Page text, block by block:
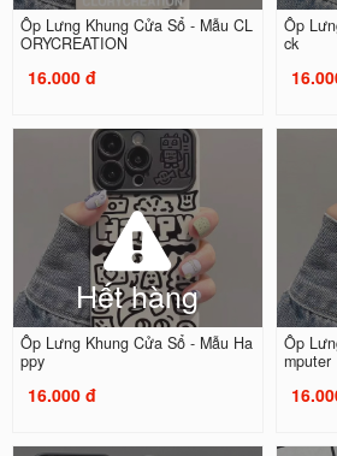
Ốp Lưng Khung Cửa Sổ - Mẫu CL
ORYCREATION
16.000 đ
Ốp
ck
Hết hàng
Ốp Lưng Khung Cửa Sổ - Mẫu Ha
ppy
16.000 đ
Ốp
mputer